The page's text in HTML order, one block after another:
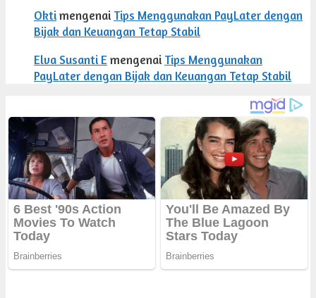
Oktimengenai Tips Menggunakan PayLater dengan
Bijak dan Keuangan Tetap Stabil
Elva Susanti E mengenai Tips Menggunakan
PayLater dengan Bijak dan Keuangan Tetap Stabil